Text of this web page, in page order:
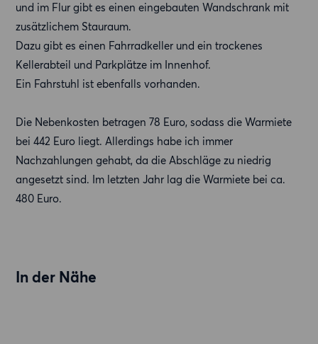
und im Flur gibt es einen eingebauten Wandschrank mit
zusätzlichem Stauraum.
Dazu gibt es einen Fahrradkeller und ein trockenes
Kellerabteil und Parkplätze im Innenhof.
Ein Fahrstuhl ist ebenfalls vorhanden.
Die Nebenkosten betragen 78 Euro, sodass die Warmiete
bei 442 Euro liegt. Allerdings habe ich immer
Nachzahlungen gehabt, da die Abschläge zu niedrig
angesetzt sind. Im letzten Jahr lag die Warmiete bei ca.
480 Euro.
In der Nähe